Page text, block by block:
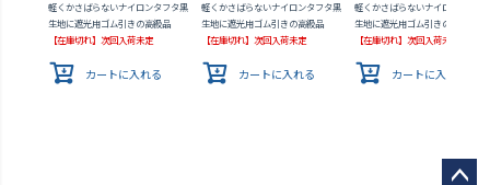
軽くかさばらないナイロンタフタ黒
生地に遮光用ゴム引きの高級品
【在庫切れ】次回入荷未定
カートに入れる
軽くかさばらないナイロンタフタ黒
生地に遮光用ゴム引きの高級品
【在庫切れ】次回入荷未定
カートに入れる
軽くかさばらないナイロンタフタ
生地に遮光用ゴム引きの高級品
【在庫切れ】次回入荷未定
カートに入れる